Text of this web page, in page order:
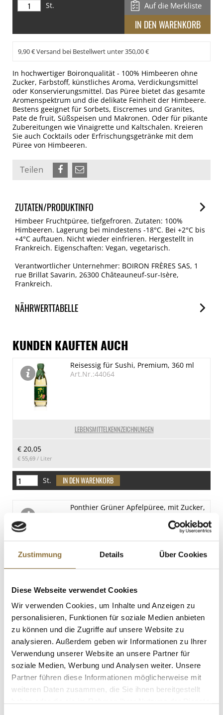
Zustimmung Details Über Cookies
Diese Webseite verwendet Cookies
Wir verwenden Cookies, um Inhalte und Anzeigen zu
personalisieren, Funktionen für soziale Medien anbieten
zu können und die Zugriffe auf unsere Website zu
analysieren. Außerdem geben wir Informationen zu Ihrer
Verwendung unserer Website an unsere Partner für
soziale Medien, Werbung und Analysen weiter. Unsere
Partner führen diese Informationen möglicherweise mit
weiteren Daten zusammen, die Sie ihnen bereitgestellt
St. Auf die Merkliste
9,90 € Versand bei Bestellwert unter 350,00 €
In hochwertiger Boironqualität - 100% Himbeeren ohne
Zucker, Farbstoff, künstliches Aroma, Verdickungsmittel
oder Konservierungsmittel. Das Püree bietet das gesamte
Aromenspektrum und die delikate Feinheit der Himbeere.
Bestens geeignet für Sorbets, Eiscremes und Granites,
Pate de fruit, Süßspeisen und Makronen. Oder für pikante
Zubereitungen wie Vinaigrette und Kaltschalen. Kreieren
Sie auch Cocktails oder Erfrischungsgetränke mit dem
Püree von Himbeeren.
Teilen
ZUTATEN/PRODUKTINFO
Himbeer Fruchtpüree, tiefgefroren. Zutaten: 100%
Himbeeren. Lagerung bei mindestens -18°C. Bei +2°C bis
+4°C auftauen. Nicht wieder einfrieren. Hergestellt in
Frankreich. Eigenschaften: Vegan, vegetarisch.
Verantwortlicher Unternehmer: BOIRON FRÈRES SAS, 1
rue Brillat Savarin, 26300 Châteauneuf-sur-Isère,
Frankreich.
NÄHRWERTTABELLE
je 100g
Brennwert
187 kJ/44 kcal
Fett
davon gesättigte Fettsäuren
9.7 g
8 g
Salz
0 g
KUNDEN KAUFTEN AUCH
LEBENSMITTELKENNZEICHNUNGEN
Reisessig für Sushi, Premium, 360 ml
Art.Nr.:44064
€ 20,05
€ 55,69 / Liter
St.
LEBENSMITTELKENNZEICHNUNGEN
Ponthier Grüner Apfelpüree, mit Zucker,
€ 12,19
St.
Chili-Creme - Sriracha Mayoo, scharf,
Flying Goose, 455 ml
Art.Nr.:49443